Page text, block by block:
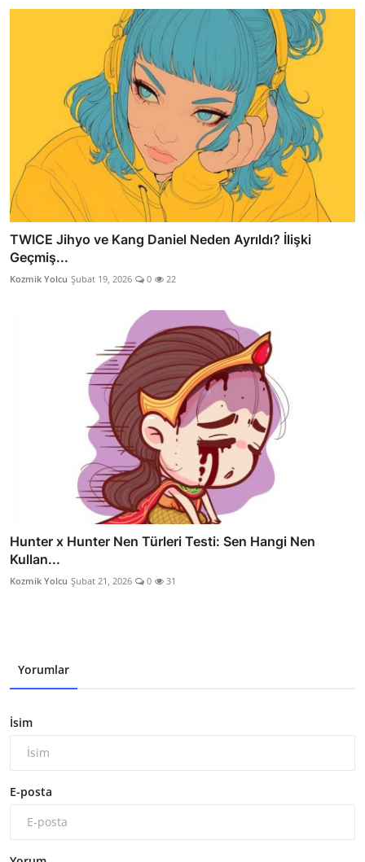
TWICE Jihyo ve Kang Daniel Neden Ayrıldı? İlişki
Geçmiş...
Kozmik Yolcu Şubat 19, 2026 0 22
Hunter x Hunter Nen Türleri Testi: Sen Hangi Nen
Kullan...
Kozmik Yolcu Şubat 21, 2026 0 31
Yorumlar
İsim
E-posta